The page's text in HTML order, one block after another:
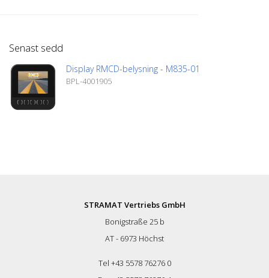
utgångar, uppvärmd optiskt bunden
display och stöd för Tier 4F steg 5-
motorer.
Senast sedd
Display RMCD-belysning - M835-01
BPL-4001905
STRAMAT Vertriebs GmbH
Bonigstraße 25 b
AT - 6973 Höchst
Tel +43 5578 76276 0